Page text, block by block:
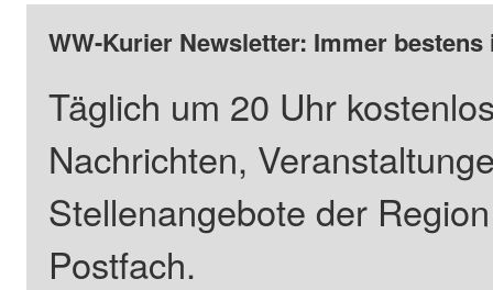
WW-Kurier Newsletter: Immer
Täglich um 20 Uhr
Nachrichten,
Stellenangebote der
Postfach.